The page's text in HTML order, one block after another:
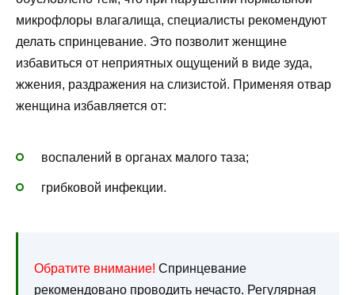
микрофлоры влагалища, специалисты рекомендуют
делать спринцевание. Это позволит женщине
избавиться от неприятных ощущений в виде зуда,
жжения, раздражения на слизистой. Применяя отвар
женщина избавляется от:
воспалений в органах малого таза;
грибковой инфекции.
Обратите внимание! Спринцевание
рекомендовано проводить нечасто. Регулярная